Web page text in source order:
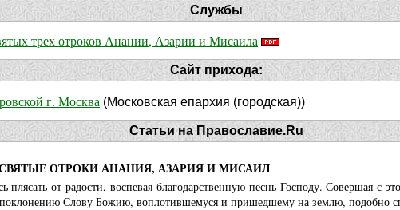
Службы
трех отроков Анании, Азарии и Мисаила
Сайт прихода:
г. Москва (Московская епархия (городская))
Статьи на Православие.Ru
ОТРОКИ АНАНИЯ, АЗАРИЯ И МИСАИЛ
плясать от радости, воспевая благодарственную песнь Господу. Совершая с
Слову Божию, воплотившемуся и пришедшему на землю, подобно